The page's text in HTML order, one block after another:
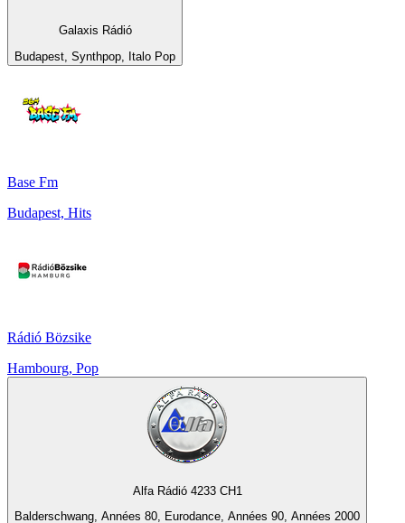
Galaxis Rádió
Budapest, Synthpop, Italo Pop
Base Fm
Budapest, Hits
Rádió Bözsike
Hambourg, Pop
Alfa Rádió 4233 CH1
Balderschwang, Années 80, Eurodance, Années 90, Années 2000